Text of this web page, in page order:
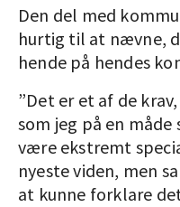
Den del med
hurtig til at nævne,
hende på hendes
”Det er et af de
som jeg på en måde
være ekstremt
nyeste viden, men
at kunne forklare